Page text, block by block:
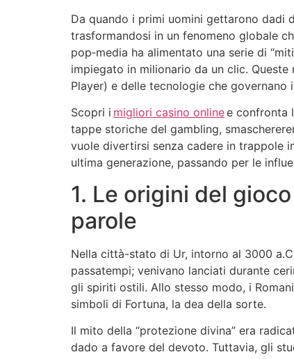
Da quando i primi uomini gettarono dadi
trasformandosi in un fenomeno globale
pop‑media ha alimentato una serie di
impiegato in milionario da un clic.
Player) e delle tecnologie che governano
Scopri i migliori casino onlinee confronta
tappe storiche del gambling,
vuole divertirsi senza cadere in trappole
ultima generazione, passando per le
1. Le origini del
parole
Nella città-stato di Ur, intorno al 3000
passatempi; venivano lanciati durante
gli spiriti ostili. Allo stesso modo, i
simboli di Fortuna, la dea della sorte.
Il mito della “protezione divina” era
dado a favore del devoto. Tuttavia, gli